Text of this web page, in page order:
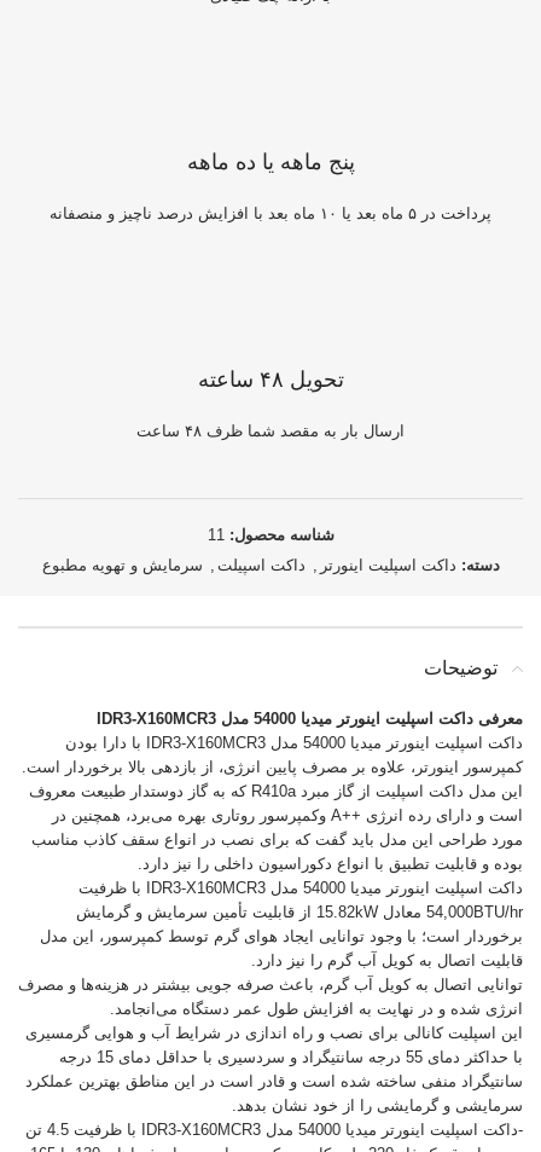
پنج ماهه یا ده ماهه
پرداخت در ۵ ماه بعد یا ۱۰ ماه بعد با افزایش درصد ناچیز و منصفانه
تحویل ۴۸ ساعته
ارسال بار به مقصد شما ظرف ۴۸ ساعت
شناسه محصول: 11
دسته: داکت اسپلیت اینورتر داکت اسپیلت سرمایش و تهویه مطبوع
توضیحات
معرفی داکت اسپلیت اینورتر میدیا 54000 مدل IDR3-X160MCR3
داکت اسپلیت اینورتر میدیا 54000 مدل IDR3-X160MCR3 با دارا بودن
کمپرسور اینورتر، علاوه بر مصرف پایین انرژی، از بازدهی بالا برخوردار است.
این مدل داکت اسپلیت از گاز مبرد R410a که به گاز دوستدار طبیعت معروف
است و دارای رده انرژی ++A وکمپرسور روتاری بهره می‌برد، همچنین در
مورد طراحی این مدل باید گفت که برای نصب در انواع سقف کاذب مناسب
بوده و قابلیت تطبیق با انواع دکوراسیون داخلی را نیز دارد.
داکت اسپلیت اینورتر میدیا 54000 مدل IDR3-X160MCR3 با ظرفیت
54,000BTU/hr معادل 15.82kW از قابلیت تأمین سرمایش و گرمایش
برخوردار است؛ با وجود توانایی ایجاد هوای گرم توسط کمپرسور، این مدل
قابلیت اتصال به کویل آب گرم را نیز دارد.
توانایی اتصال به کویل آب گرم، باعث صرفه جویی بیشتر در هزینه‌ها و مصرف
انرژی شده و در نهایت به افزایش طول عمر دستگاه می‌انجامد.
این اسپلیت کانالی برای نصب و راه اندازی در شرایط آب و هوایی گرمسیری
با حداکثر دمای 55 درجه سانتیگراد و سردسیری با حداقل دمای 15 درجه
سانتیگراد منفی ساخته شده است و قادر است در این مناطق بهترین عملکرد
سرمایشی و گرمایشی را از خود نشان بدهد.
-داکت اسپلیت اینورتر میدیا 54000 مدل IDR3-X160MCR3 با ظرفیت 4.5 تن